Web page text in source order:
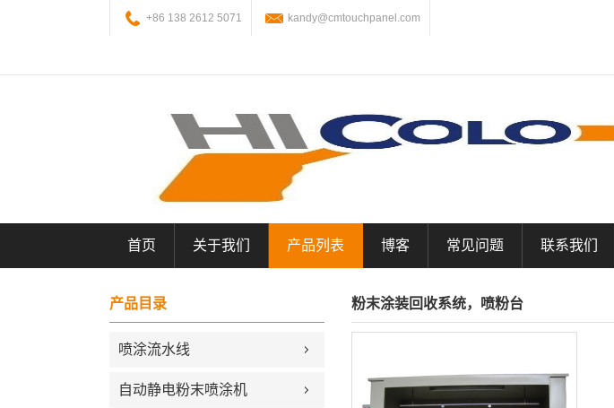
+86 138 2612 5071 kandy@cmtouchpanel.com
首页 关于我们 产品列表 博客 常见问题 联系我们
产品目录
喷涂流水线
自动静电粉末喷涂机
粉末涂装回收系统，喷粉台